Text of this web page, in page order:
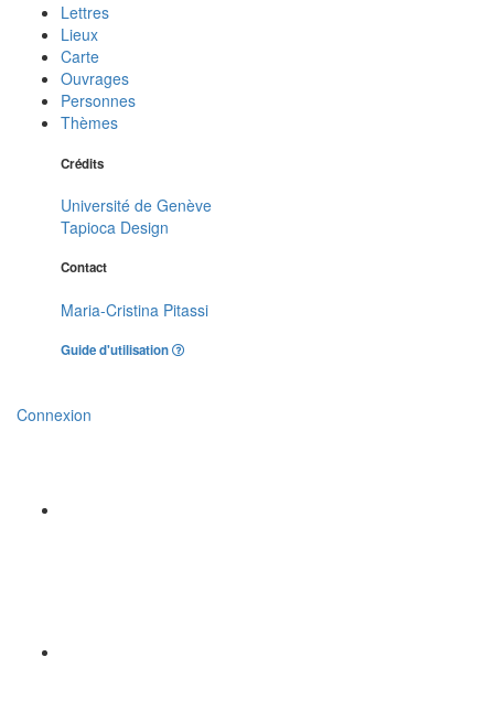
Lettres
Lieux
Carte
Ouvrages
Personnes
Thèmes
Crédits
Université de Genève
Tapioca Design
Contact
Maria-Cristina Pitassi
Guide d'utilisation
Connexion